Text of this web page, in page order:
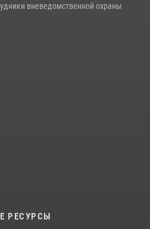
вневедомственной охраны
РЕСУРСЫ